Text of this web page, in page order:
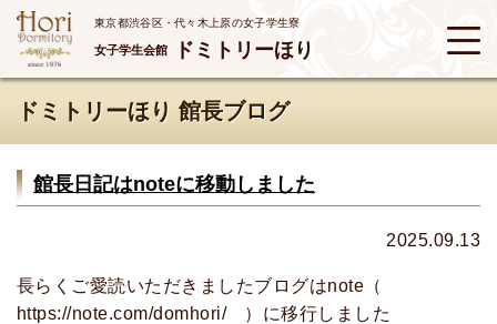
東京都渋谷区・代々木上原の女子学生寮
女子学生会館 ドミトリーほり
ドミトリーほり 館長ブログ
館長日記はnoteに移動しました
2025.09.13
長らくご愛読いただきましたブログはnote（
https://note.com/domhori/ ）に移行しました